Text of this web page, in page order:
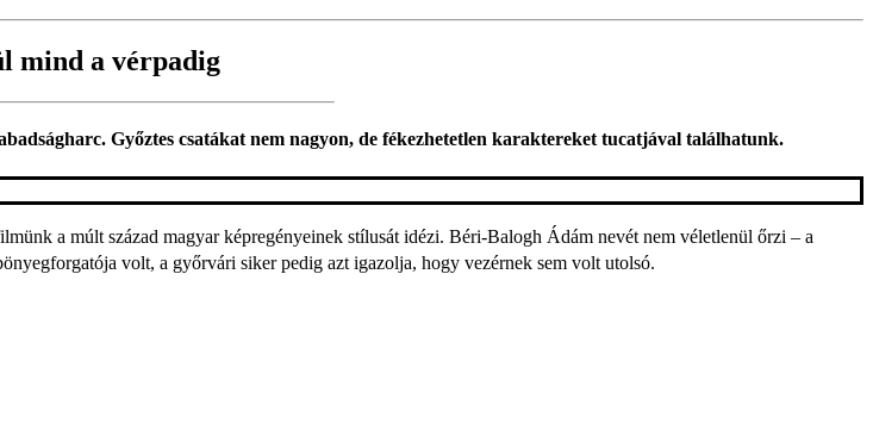
mind a vérpadig
Győztes csatákat nem nagyon, de fékezhetetlen karaktereket tucatjával találhatunk.
a múlt század magyar képregényeinek stílusát idézi. Béri-Balogh Ádám nevét nem véletlenül őrzi – a
volt, a győrvári siker pedig azt igazolja, hogy vezérnek sem volt utolsó.